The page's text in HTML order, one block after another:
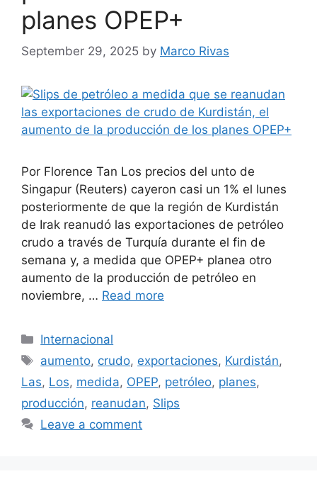
planes OPEP+
September 29, 2025 by Marco Rivas
Por Florence Tan Los precios del unto de
Singapur (Reuters) cayeron casi un 1% el lunes
posteriormente de que la región de Kurdistán
de Irak reanudó las exportaciones de petróleo
crudo a través de Turquía durante el fin de
semana y, a medida que OPEP+ planea otro
aumento de la producción de petróleo en
noviembre, … Read more
Categories
Internacional
Tags
aumento, crudo, exportaciones, Kurdistán,
Las, Los, medida, OPEP, petróleo, planes,
producción, reanudan, Slips
Leave a comment